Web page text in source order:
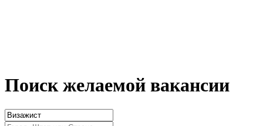
Поиск желаемой вакансии